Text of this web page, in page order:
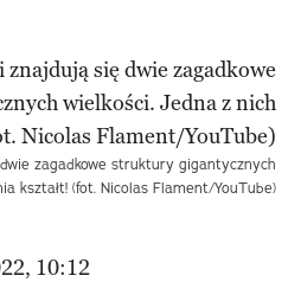
zagadkowe struktury gigantycznych
kształt! (fot. Nicolas Flament/YouTube)
10:12